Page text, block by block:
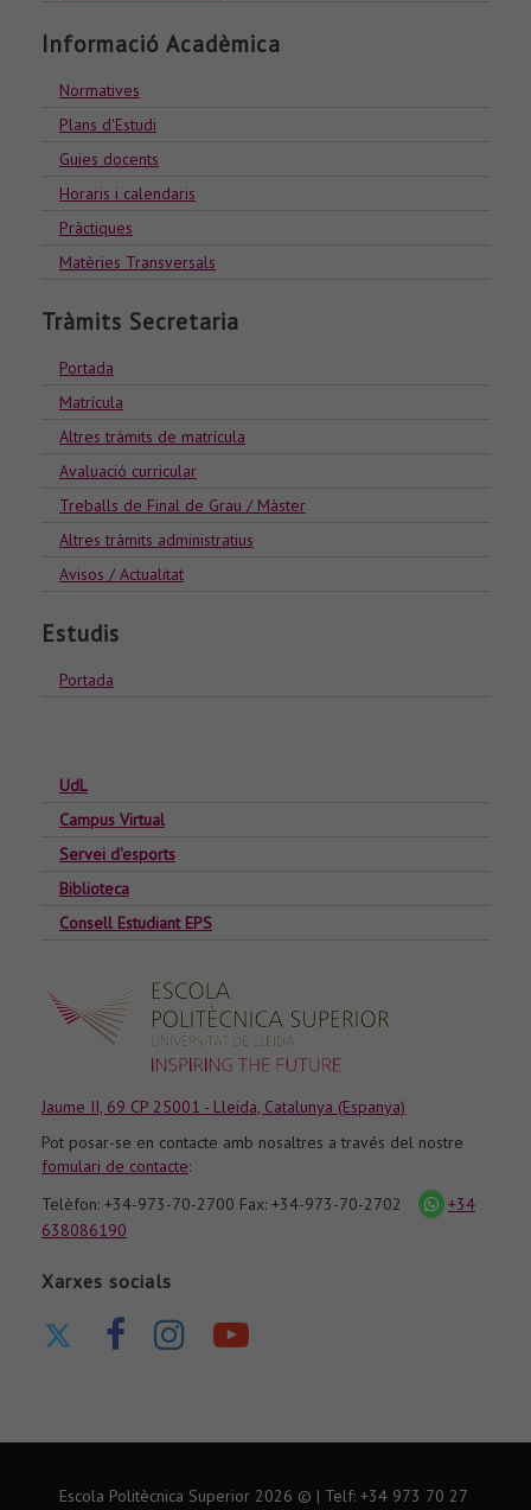
Informació Acadèmica
Normatives
Plans d'Estudi
Guies docents
Horaris i calendaris
Pràctiques
Matèries Transversals
Tràmits Secretaria
Portada
Matrícula
Altres tràmits de matrícula
Avaluació curricular
Treballs de Final de Grau / Màster
Altres tràmits administratius
Avisos / Actualitat
Estudis
Portada
UdL
Campus Virtual
Servei d'esports
Biblioteca
Consell Estudiant EPS
Jaume II, 69 CP 25001 - Lleida, Catalunya (Espanya)
Pot posar-se en contacte amb nosaltres a través del nostre
fomulari de contacte:
Telèfon: +34-973-70-2700 Fax: +34-973-70-2702
icona
whatsapp
+34
638086190
Xarxes socials
Twitter
páginapágina
Nuestro
Youtube
Escola Politècnica Superior 2026 © | Telf: +34 973 70 27